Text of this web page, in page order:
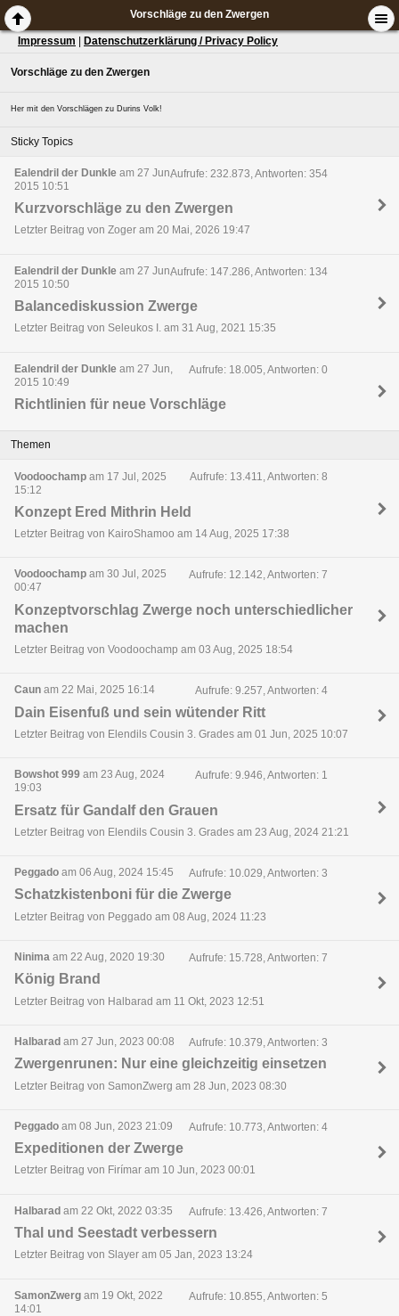
Vorschläge zu den Zwergen
Impressum Datenschutzerklärung / Privacy Policy
Vorschläge zu den Zwergen
Her mit den Vorschlägen zu Durins Volk!
Sticky Topics
Ealendril der Dunkle am 27 Jun,
2015 10:51
Aufrufe: 232.873, Antworten: 354
Kurzvorschläge zu den Zwergen
Letzter Beitrag von Zoger am 20 Mai, 2026 19:47
Ealendril der Dunkle am 27 Jun,
2015 10:50
Aufrufe: 147.286, Antworten: 134
Balancediskussion Zwerge
Letzter Beitrag von Seleukos I. am 31 Aug, 2021 15:35
Ealendril der Dunkle am 27 Jun,
2015 10:49
Aufrufe: 18.005, Antworten: 0
Richtlinien für neue Vorschläge
Themen
Voodoochamp am 17 Jul, 2025
15:12
Aufrufe: 13.411, Antworten: 8
Konzept Ered Mithrin Held
Letzter Beitrag von KairoShamoo am 14 Aug, 2025 17:38
Voodoochamp am 30 Jul, 2025
00:47
Aufrufe: 12.142, Antworten: 7
Konzeptvorschlag Zwerge noch unterschiedlicher
machen
Letzter Beitrag von Voodoochamp am 03 Aug, 2025 18:54
Caun am 22 Mai, 2025 16:14 Aufrufe: 9.257, Antworten: 4
Dain Eisenfuß und sein wütender Ritt
Letzter Beitrag von Elendils Cousin 3. Grades am 01 Jun, 2025 10:07
Bowshot 999 am 23 Aug, 2024
19:03
Aufrufe: 9.946, Antworten: 1
Ersatz für Gandalf den Grauen
Letzter Beitrag von Elendils Cousin 3. Grades am 23 Aug, 2024 21:21
Peggado am 06 Aug, 2024 15:45 Aufrufe: 10.029, Antworten: 3
Schatzkistenboni für die Zwerge
Letzter Beitrag von Peggado am 08 Aug, 2024 11:23
Ninima am 22 Aug, 2020 19:30 Aufrufe: 15.728, Antworten: 7
König Brand
Letzter Beitrag von Halbarad am 11 Okt, 2023 12:51
Halbarad am 27 Jun, 2023 00:08 Aufrufe: 10.379, Antworten: 3
Zwergenrunen: Nur eine gleichzeitig einsetzen
Letzter Beitrag von SamonZwerg am 28 Jun, 2023 08:30
Peggado am 08 Jun, 2023 21:09 Aufrufe: 10.773, Antworten: 4
Expeditionen der Zwerge
Letzter Beitrag von Firímar am 10 Jun, 2023 00:01
Halbarad am 22 Okt, 2022 03:35 Aufrufe: 13.426, Antworten: 7
Thal und Seestadt verbessern
Letzter Beitrag von Slayer am 05 Jan, 2023 13:24
SamonZwerg am 19 Okt, 2022
14:01
Aufrufe: 10.855, Antworten: 5